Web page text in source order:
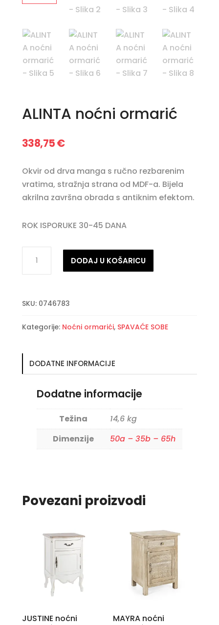
ALINTA noćni ormarić
338,75€
Okvir od drva manga s ručno rezbarenim
vratima, stražnja strana od MDF-a. Bijela
akrilna završna obrada s antiknim efektom.
ROK ISPORUKE 30-45 DANA
noćni
DODAJ U KOŠARICU
SKU: 0746783
Kategorije: Noćni ormarići, SPAVAĆE SOBE
DODATNE INFORMACIJE
Dodatne informacije
Težina
14,6 kg
Dimenzije
50a – 35b – 65h
Povezani proizvodi
JUSTINE noćni
MAYRA noćni